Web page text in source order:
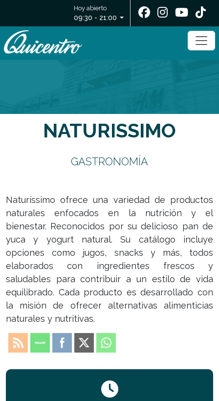
Hoy abierto
09:30 - 21:00
NATURISSIMO
GASTRONOMÍA
Naturíssimo ofrece una variedad de productos
naturales enfocados en la nutrición y el
bienestar. Reconocidos por su delicioso pan de
yuca y yogurt natural. Su catálogo incluye
opciones como jugos, snacks y más, todos
elaborados con ingredientes frescos y
saludables para contribuir a un estilo de vida
equilibrado. Cada producto es desarrollado con
la misión de ofrecer alternativas alimenticias
naturales y nutritivas.